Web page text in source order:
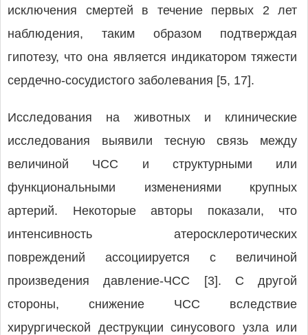
исключения смертей в течение первых 2 лет
наблюдения, таким образом подтверждая
гипотезу, что она является индикатором тяжести
сердечно-сосудистого заболевания [5, 17].
Исследования на животных и клинические
исследования выявили тесную связь между
величиной ЧСС и структурными или
функциональными изменениями крупных
артерий. Некоторые авторы показали, что
интенсивность атеросклеротических
повреждений ассоциируется с величиной
произведения давление-ЧСС [3]. С другой
стороны, снижение ЧСС вследствие
хирургической деструкции синусового узла или